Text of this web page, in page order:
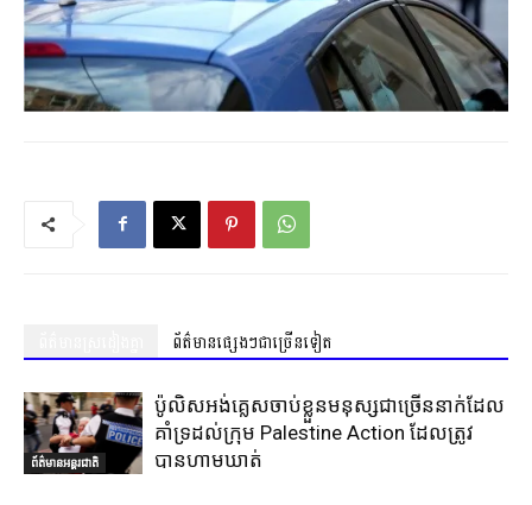
ព័ត៌មានផ្សេងៗជាច្រើនទៀត
ព័ត៌មានអន្តរជាតិ
ប៉ូលិសអង់គ្លេសចាប់ខ្លួនមនុស្សជាច្រើននាក់ដែល
គាំទ្រដល់ក្រុម Palestine Action ដែលត្រូវ
បានហាមឃាត់